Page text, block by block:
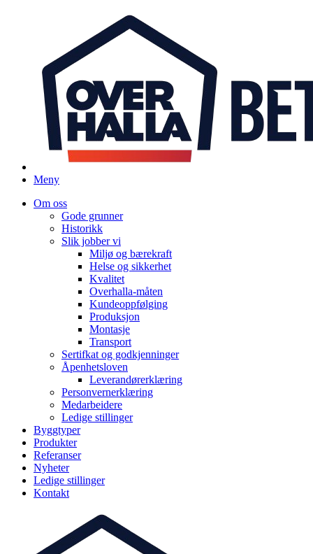
Meny
Om oss
Gode grunner
Historikk
Slik jobber vi
Miljø og bærekraft
Helse og sikkerhet
Kvalitet
Overhalla-måten
Kundeoppfølging
Produksjon
Montasje
Transport
Sertifkat og godkjenninger
Åpenhetsloven
Leverandørerklæring
Personvernerklæring
Medarbeidere
Ledige stillinger
Byggtyper
Produkter
Referanser
Nyheter
Ledige stillinger
Kontakt
Betongbygg